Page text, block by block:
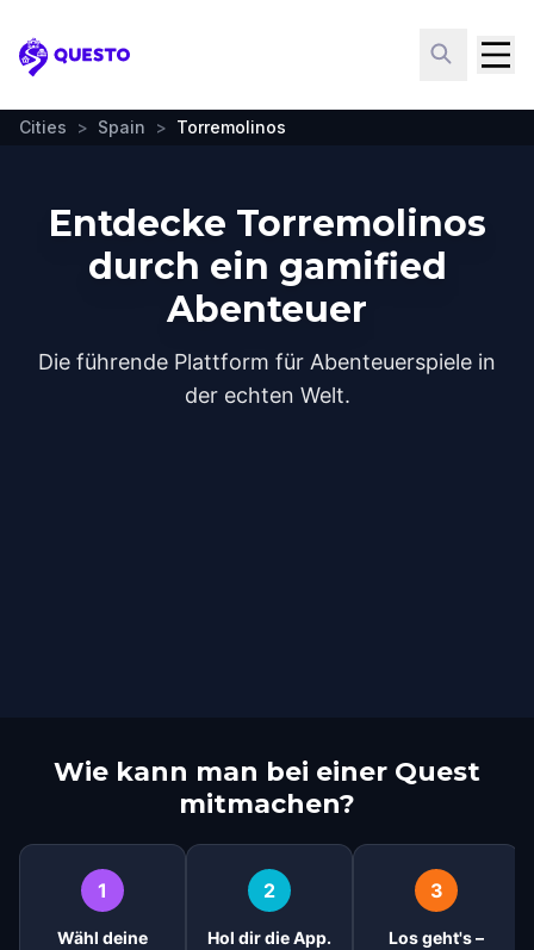
Questo
Cities > Spain > Torremolinos
Entdecke Torremolinos
durch ein gamified
Abenteuer
Die führende Plattform für Abenteuerspiele in
der echten Welt.
Wie kann man bei einer Quest
mitmachen?
1
Wähl deine
2
Hol dir die App.
3
Los geht's –